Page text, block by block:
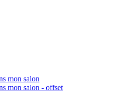
mon salon
mon salon - offset